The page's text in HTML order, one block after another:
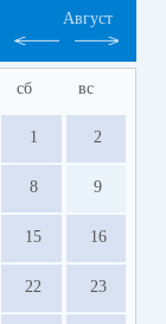
Август
сб вс
1 2
8 9
15 16
22 23